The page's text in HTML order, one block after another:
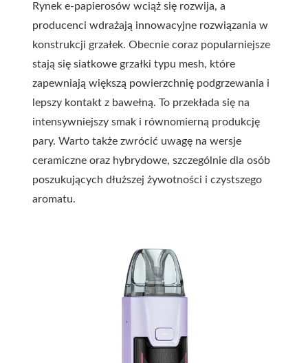
Rynek e-papierosów wciąż się rozwija, a
producenci wdrażają innowacyjne rozwiązania w
konstrukcji grzałek. Obecnie coraz popularniejsze
stają się siatkowe grzałki typu mesh, które
zapewniają większą powierzchnię podgrzewania i
lepszy kontakt z bawełną. To przekłada się na
intensywniejszy smak i równomierną produkcję
pary. Warto także zwrócić uwagę na wersje
ceramiczne oraz hybrydowe, szczególnie dla osób
poszukujących dłuższej żywotności i czystszego
aromatu.